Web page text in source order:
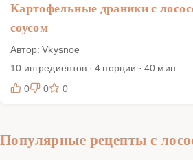
Картофельные драники с
соусом
Автор: Vkysnoe
10 ингредиентов · 4 порции · 40 мин
0
0 0
Популярные рецепты с